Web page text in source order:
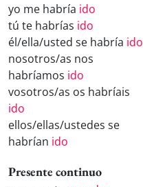
yo me habría ido
tú te habrías ido
él/ella/usted se habría ido
nosotros/as nos
habríamos ido
vosotros/as os habríais
ido
ellos/ellas/ustedes se
habrían ido
Presente continuo